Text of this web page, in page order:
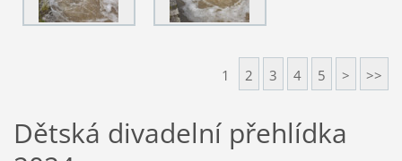
1 2 3 4 5 > >>
Dětská divadelní přehlídka